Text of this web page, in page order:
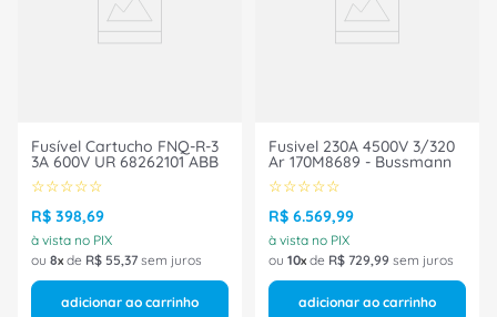
Fusível Cartucho FNQ-R-3
3A 600V UR 68262101 ABB
☆☆☆☆☆
R$ 398,69
à vista no PIX
ou 8 de R$ 55,37 sem juros
adicionar ao carrinho
Fusivel 230A 4500V 3/320
Ar 170M8689 - Bussmann
☆☆☆☆☆
R$ 6.569,99
à vista no PIX
ou 10 de R$ 729,99 sem juros
adicionar ao carrinho